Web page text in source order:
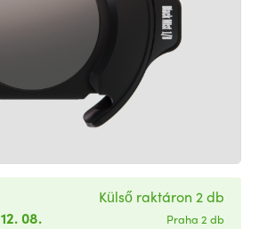
12. 08.
Külső raktáron 2 db
Praha 2 db